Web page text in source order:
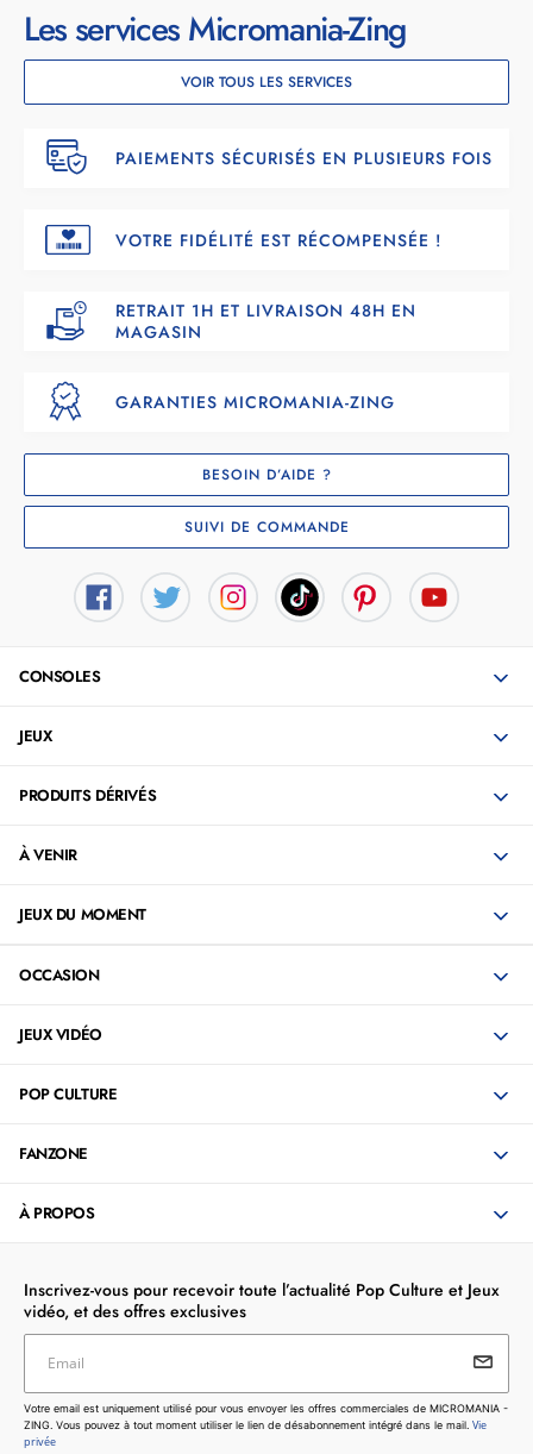
Les services Micromania-Zing
VOIR TOUS LES SERVICES
PAIEMENTS SÉCURISÉS EN PLUSIEURS FOIS
VOTRE FIDÉLITÉ EST RÉCOMPENSÉE !
RETRAIT 1H ET LIVRAISON 48H EN
MAGASIN
GARANTIES MICROMANIA-ZING
BESOIN D’AIDE ?
SUIVI DE COMMANDE
CONSOLES
JEUX
PRODUITS DÉRIVÉS
À VENIR
JEUX DU MOMENT
OCCASION
JEUX VIDÉO
POP CULTURE
FANZONE
À PROPOS
Inscrivez-vous pour recevoir toute l’actualité Pop Culture et Jeux
vidéo, et des offres exclusives
Votre email est uniquement utilisé pour vous envoyer les
offres commerciales de MICROMANIA - ZING. Vous pouvez
à tout moment utiliser le lien de désabonnement intégré dans
Email
Votre email est uniquement utilisé pour vous envoyer les offres commerciales de MICROMANIA -
ZING. Vous pouvez à tout moment utiliser le lien de désabonnement intégré dans le mail. Vie
privée